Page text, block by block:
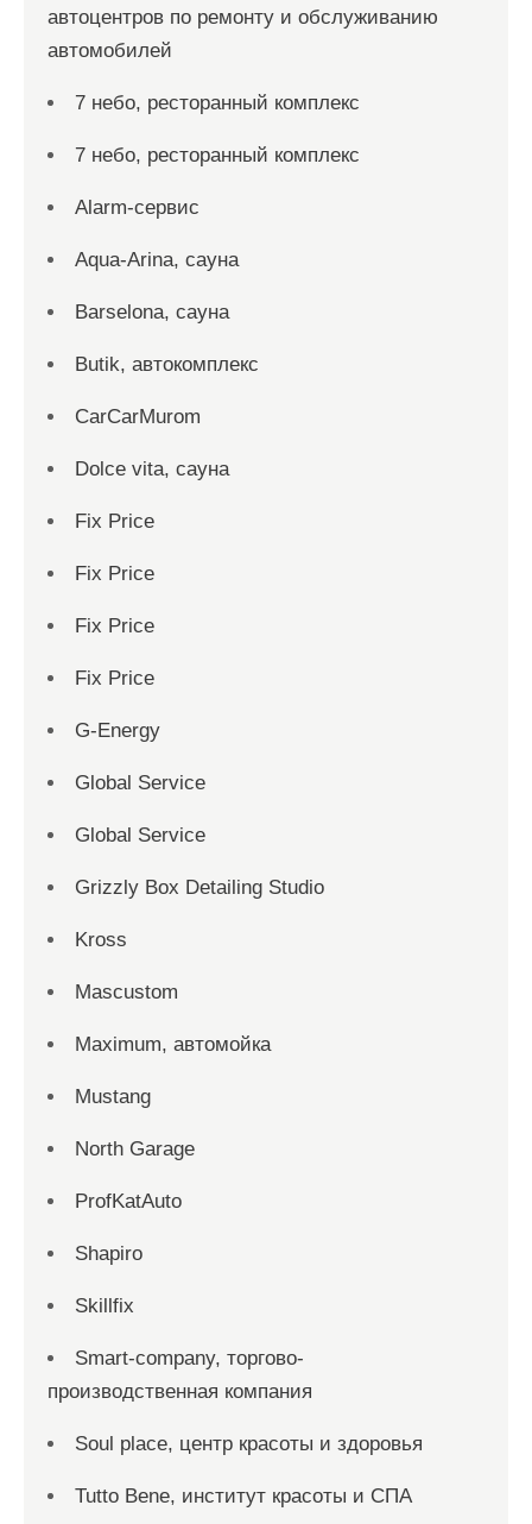
автоцентров по ремонту и обслуживанию
автомобилей
7 небо, ресторанный комплекс
7 небо, ресторанный комплекс
Alarm-сервис
Aqua-Arina, сауна
Barselona, сауна
Butik, автокомплекс
CarCarMurom
Dolce vita, сауна
Fix Price
Fix Price
Fix Price
Fix Price
G-Energy
Global Service
Global Service
Grizzly Box Detailing Studio
Kross
Mascustom
Maximum, автомойка
Mustang
North Garage
ProfKatAuto
Shapiro
Skillfix
Smart-company, торгово-
производственная компания
Soul place, центр красоты и здоровья
Tutto Bene, институт красоты и СПА